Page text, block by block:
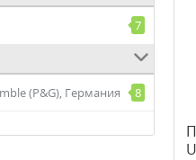
7
(P&G), Германия
8